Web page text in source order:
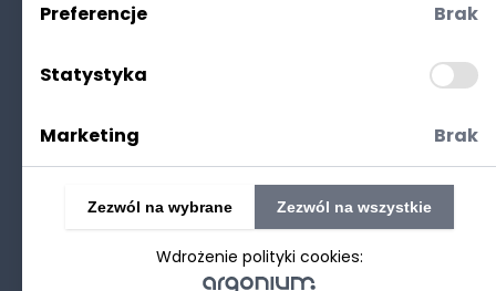
Polityka prywatności
©2025 Realizacjastrony www: Technetium.pl
Preferencje Brak
Statystyka
Marketing Brak
Wdrożenie polityki cookies:
Zezwól na wybrane Zezwól na wszystkie